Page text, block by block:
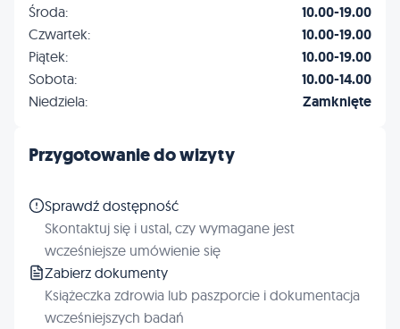
Środa: 10.00-19.00
Czwartek: 10.00-19.00
Piątek: 10.00-19.00
Sobota: 10.00-14.00
Niedziela: Zamknięte
Przygotowanie do wizyty
Sprawdź dostępność
Skontaktuj się i ustal, czy wymagane jest
wcześniejsze umówienie się
Zabierz dokumenty
Książeczka zdrowia lub paszporcie i dokumentacja
wcześniejszych badań